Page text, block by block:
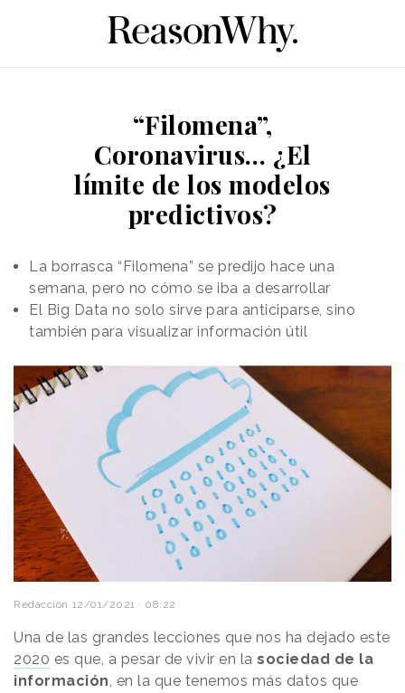
“Filomena”,
Coronavirus… ¿El
límite de los modelos
predictivos?
La borrasca “Filomena” se predijo hace una
semana, pero no cómo se iba a desarrollar
El Big Data no solo sirve para anticiparse, sino
también para visualizar información útil
Redacción 12/01/2021 · 08:22
Una de las grandes lecciones que nos ha dejado este
2020 es que, a pesar de vivir en la sociedad de la
información, en la que tenemos más datos que